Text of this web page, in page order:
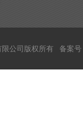
限公司版权所有 备案号